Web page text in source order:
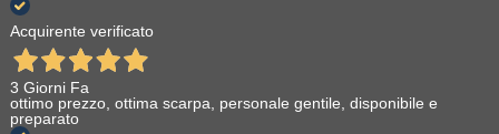
Acquirente verificato
3 Giorni Fa
ottimo prezzo, ottima scarpa, personale gentile, disponibile e
preparato